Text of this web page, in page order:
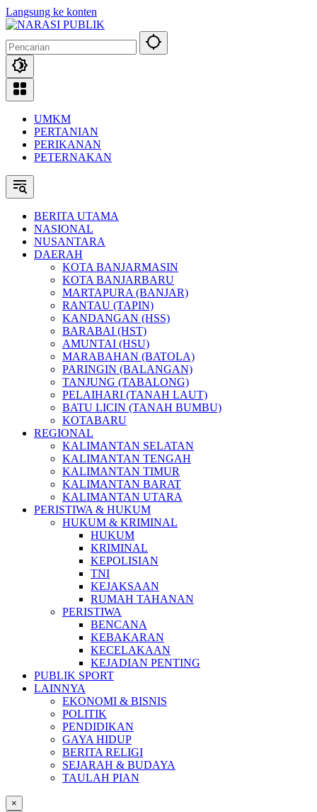
Langsung ke konten
UMKM
PERTANIAN
PERIKANAN
PETERNAKAN
BERITA UTAMA
NASIONAL
NUSANTARA
DAERAH
KOTA BANJARMASIN
KOTA BANJARBARU
MARTAPURA (BANJAR)
RANTAU (TAPIN)
KANDANGAN (HSS)
BARABAI (HST)
AMUNTAI (HSU)
MARABAHAN (BATOLA)
PARINGIN (BALANGAN)
TANJUNG (TABALONG)
PELAIHARI (TANAH LAUT)
BATU LICIN (TANAH BUMBU)
KOTABARU
REGIONAL
KALIMANTAN SELATAN
KALIMANTAN TENGAH
KALIMANTAN TIMUR
KALIMANTAN BARAT
KALIMANTAN UTARA
PERISTIWA & HUKUM
HUKUM & KRIMINAL
HUKUM
KRIMINAL
KEPOLISIAN
TNI
KEJAKSAAN
RUMAH TAHANAN
PERISTIWA
BENCANA
KEBAKARAN
KECELAKAAN
KEJADIAN PENTING
PUBLIK SPORT
LAINNYA
EKONOMI & BISNIS
POLITIK
PENDIDIKAN
GAYA HIDUP
BERITA RELIGI
SEJARAH & BUDAYA
TAULAH PIAN
×